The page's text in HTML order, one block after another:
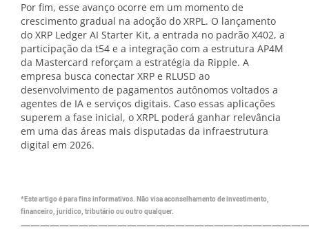
Por fim, esse avanço ocorre em um momento de
crescimento gradual na adoção do XRPL. O lançamento
do XRP Ledger AI Starter Kit, a entrada no padrão X402, a
participação da t54 e a integração com a estrutura AP4M
da Mastercard reforçam a estratégia da Ripple. A
empresa busca conectar XRP e RLUSD ao
desenvolvimento de pagamentos autônomos voltados a
agentes de IA e serviços digitais. Caso essas aplicações
superem a fase inicial, o XRPL poderá ganhar relevância
em uma das áreas mais disputadas da infraestrutura
digital em 2026.
*Este artigo é para fins informativos. Não visa aconselhamento de investimento,
financeiro, jurídico, tributário ou outro qualquer.